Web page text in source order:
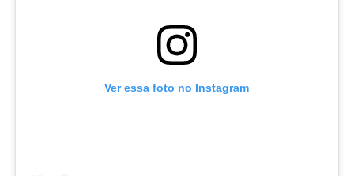
Ver essa foto no Instagram